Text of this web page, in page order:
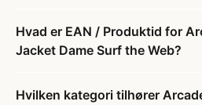
Hvad er EAN / Produktid for
Jacket Dame Surf the Web?
Hvilken kategori tilhører